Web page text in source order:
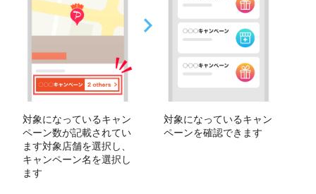
対象になっているキャン
ペーン数が記載されてい
ます対象店舗を選択し、
キャンペーン名を選択し
ます
対象になっているキャン
ペーンを確認できます